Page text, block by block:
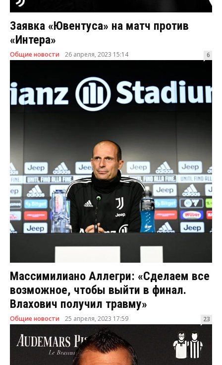
Заявка «Ювентуса» на матч против
«Интера»
Общие новости 26 апреля, 2023 15:14 6
Массимилиано Аллегри: «Сделаем все
возможное, чтобы выйти в финал.
Влахович получил травму»
Общие новости 25 апреля, 2023 17:59 23